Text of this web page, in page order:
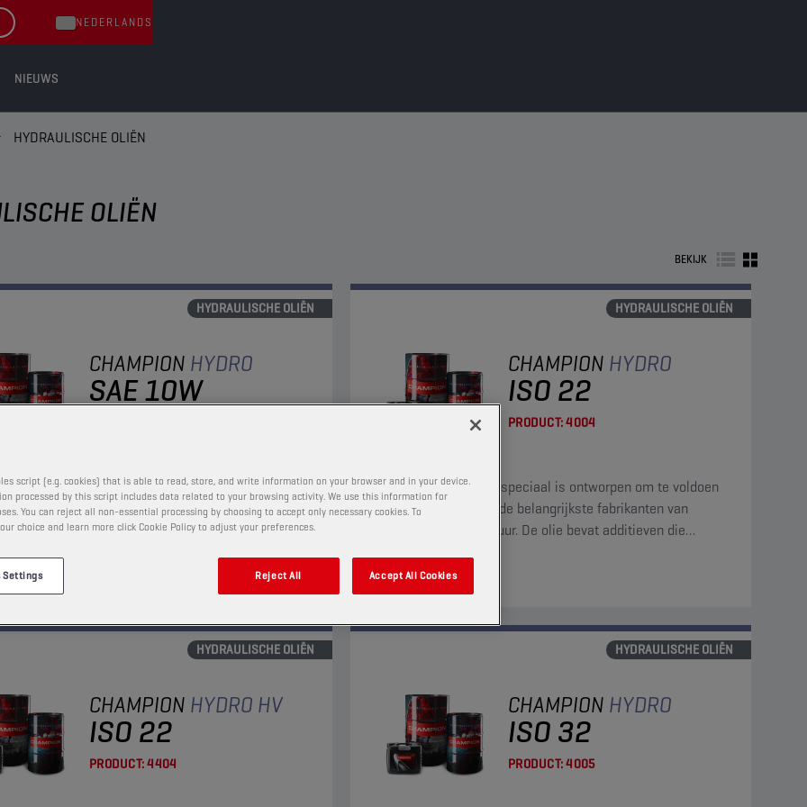
NIEUWS
NEDERLANDS
HYDRAULISCHE OLIËN
OLIËN
BEKIJK
HYDRAULISCHE OLIËN
CHAMPION HYDRO
SAE 10W
hydraulische olie die dankzij zijn dispergerende
de vorming van afzettingen en sludge
vermindert. Het hoge zinkgehalte garandeert
HYDRAULISCHE OLIËN
CHAMPION HYDRO
ISO 22
PRODUCT:4004
Een minerale olie die speciaal is ontworpen om te voldoen
aan de vereisten van de belangrijkste fabrikanten van
hydraulische apparatuur. De olie bevat additieven die
Bekijk
HYDRAULISCHE OLIËN
CHAMPION HYDRO HV
ISO 22
PRODUCT:4404
HYDRAULISCHE OLIËN
CHAMPION HYDRO
ISO 32
PRODUCT:4005
script (e.g. cookies) that is able to read, store, and write information on your browser and in your device.
processed by this script includes data related to your browsing activity. We use this information for
You can reject all non-essential processing by choosing to accept only necessary cookies. To
choice and learn more click Cookie Policy to adjust your preferences.
Settings Reject All Accept All Cookies